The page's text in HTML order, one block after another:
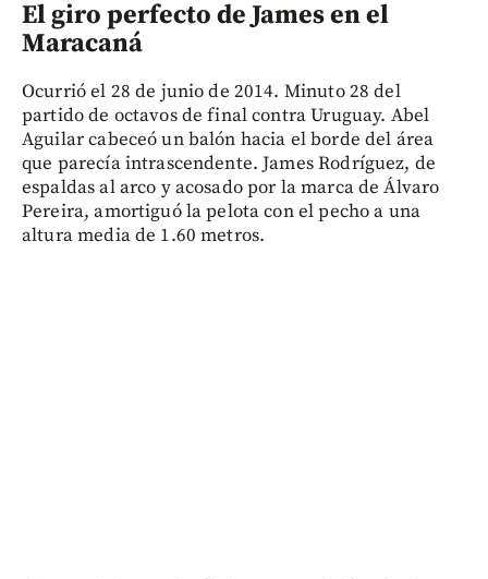
El giro perfecto de James en el
Maracaná
Ocurrió el 28 de junio de 2014. Minuto 28 del
partido de octavos de final contra Uruguay. Abel
Aguilar cabeceó un balón hacia el borde del área
que parecía intrascendente. James Rodríguez, de
espaldas al arco y acosado por la marca de Álvaro
Pereira, amortiguó la pelota con el pecho a una
altura media de 1.60 metros.